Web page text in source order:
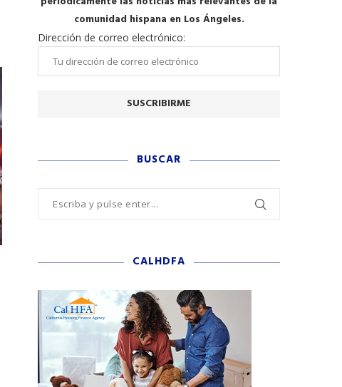
comunidad hispana en Los Ángeles.
Dirección de correo electrónico:
BUSCAR
CALHDFA